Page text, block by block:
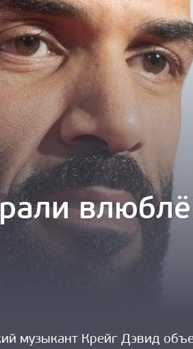
музыкант Крейг Дэвид